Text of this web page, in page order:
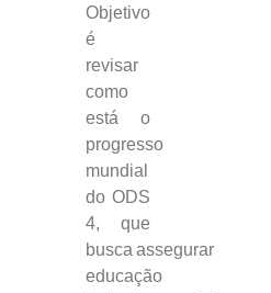
Objetivo
é
revisar
como
está o
progresso
mundial
do ODS
4, que
busca assegurar
educação